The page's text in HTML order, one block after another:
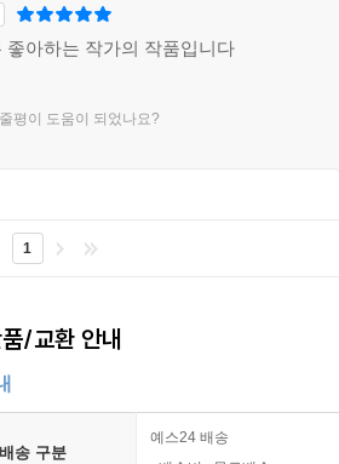
좋아하는 작가의 작품입니다
평이 도움이 되었나요?
1
/교환 안내
배송 구분
예스24 배송